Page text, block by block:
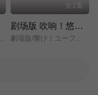
全1集
剧场版 吹响！悠风号～想要传达的旋律～